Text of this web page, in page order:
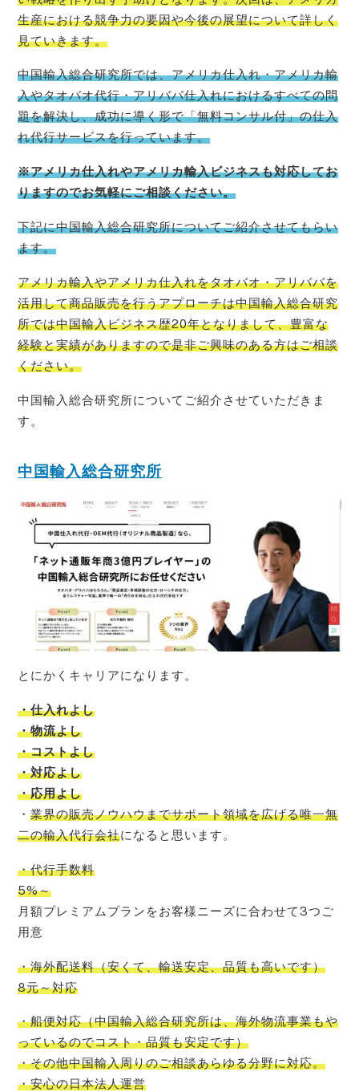
生産における競争力の要因や今後の展望について詳しく
見ていきます。
中国輸入総合研究所では、アメリカ仕入れ・アメリカ輸
入やタオバオ代行・アリババ仕入れにおけるすべての問
題を解決し、成功に導く形で「無料コンサル付」の仕入
れ代行サービスを行っています。
※アメリカ仕入れやアメリカ輸入ビジネスも対応してお
りますのでお気軽にご相談ください。
下記に中国輸入総合研究所についてご紹介させてもらい
ます。
アメリカ輸入やアメリカ仕入れをタオバオ・アリババを
活用して商品販売を行うアプローチは中国輸入総合研究
所では中国輸入ビジネス歴20年となりまして、豊富な
経験と実績がありますので是非ご興味のある方はご相談
ください。
中国輸入総合研究所についてご紹介させていただきま
す。
中国輸入総合研究所
とにかくキャリアになります。
・仕入れよし
・物流よし
・コストよし
・対応よし
・応用よし
・業界の販売ノウハウまでサポート領域を広げる唯一無
二の輸入代行会社になると思います。
・代行手数料
5%～
月額プレミアムプランをお客様ニーズに合わせて3つご
用意
・海外配送料（安くて、輸送安定、品質も高いです）
8元～対応
・船便対応（中国輸入総合研究所は、海外物流事業もや
っているのでコスト・品質も安定です）
・その他中国輸入周りのご相談あらゆる分野に対応。
・安心の日本法人運営